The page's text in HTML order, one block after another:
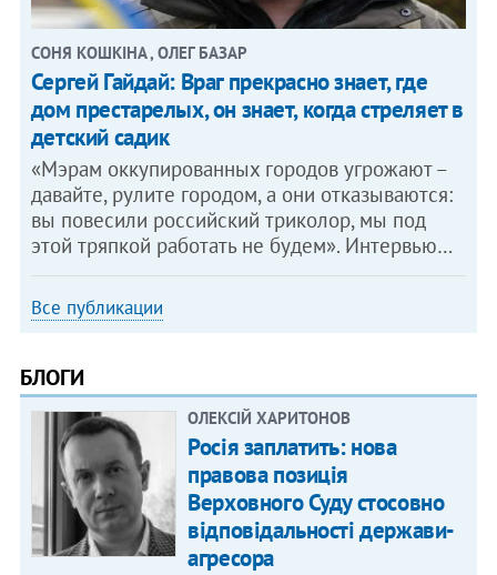
СОНЯ КОШКІНА , ОЛЕГ БАЗАР
Сергей Гайдай: Враг прекрасно знает, где
дом престарелых, он знает, когда стреляет в
детский садик
«Мэрам оккупированных городов угрожают –
давайте, рулите городом, а они отказываются:
вы повесили российский триколор, мы под
этой тряпкой работать не будем». Интервью…
Все публикации
БЛОГИ
ОЛЕКСІЙ ХАРИТОНОВ
Росія заплатить: нова
правова позиція
Верховного Суду стосовно
відповідальності держави-
агресора